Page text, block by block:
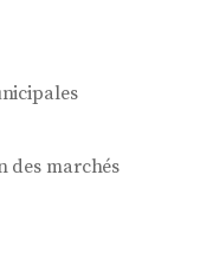
des marchés